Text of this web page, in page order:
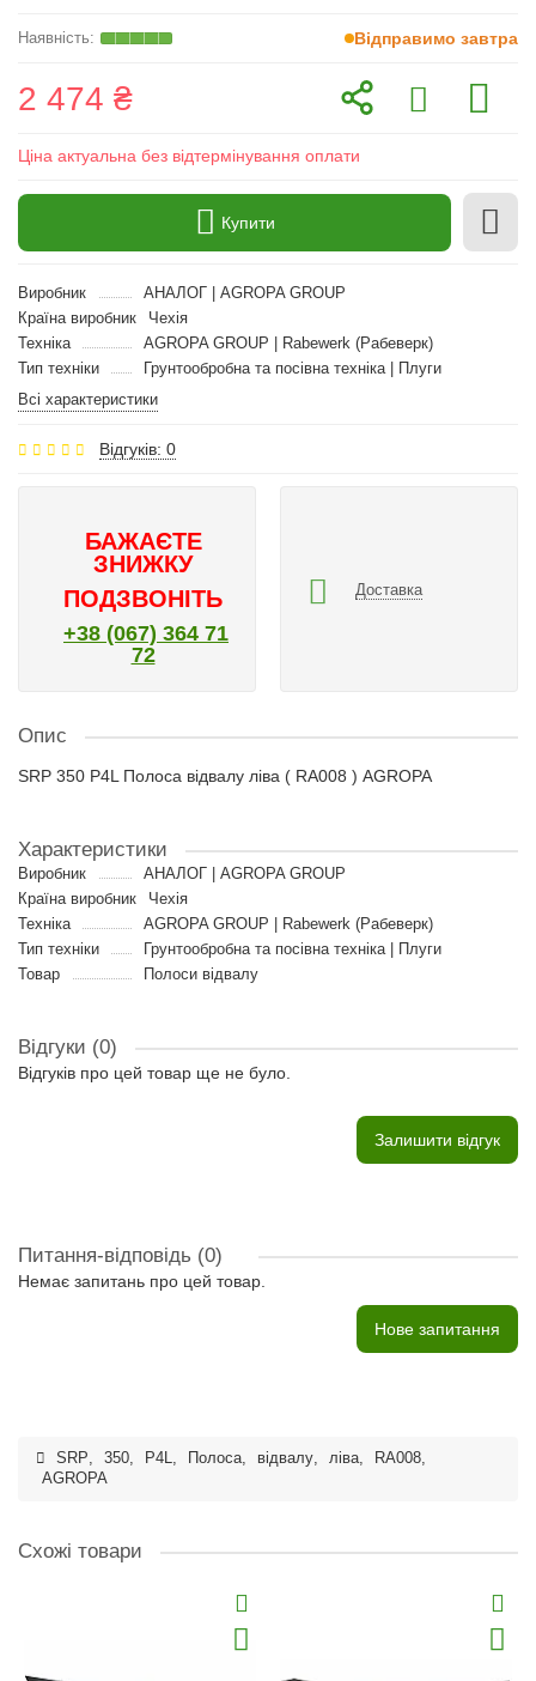
Відправимо завтра
2 474 ₴
Ціна актуальна без відтермінування оплати
Купити
Виробник
АНАЛОГ | AGROPA GROUP
Країна виробник
Чехія
Техніка
AGROPA GROUP | Rabewerk (Рабеверк)
Тип техніки
Грунтообробна та посівна техніка | Плуги
Всі характеристики
Відгуків: 0
БАЖАЄТЕ
ЗНИЖКУ
ПОДЗВОНІТЬ
+38 (067) 364 71
72
Доставка
Опис
SRP 350 P4L Полоса відвалу ліва ( RA008 ) AGROPA
Характеристики
Виробник
АНАЛОГ | AGROPA GROUP
Країна виробник
Чехія
Техніка
AGROPA GROUP | Rabewerk (Рабеверк)
Тип техніки
Грунтообробна та посівна техніка | Плуги
Товар
Полоси відвалу
Відгуки (0)
Відгуків про цей товар ще не було.
Залишити відгук
Питання-відповідь (0)
Немає запитань про цей товар.
Нове запитання
SRP, 350, P4L, Полоса, відвалу, ліва, RA008,
AGROPA
Схожі товари